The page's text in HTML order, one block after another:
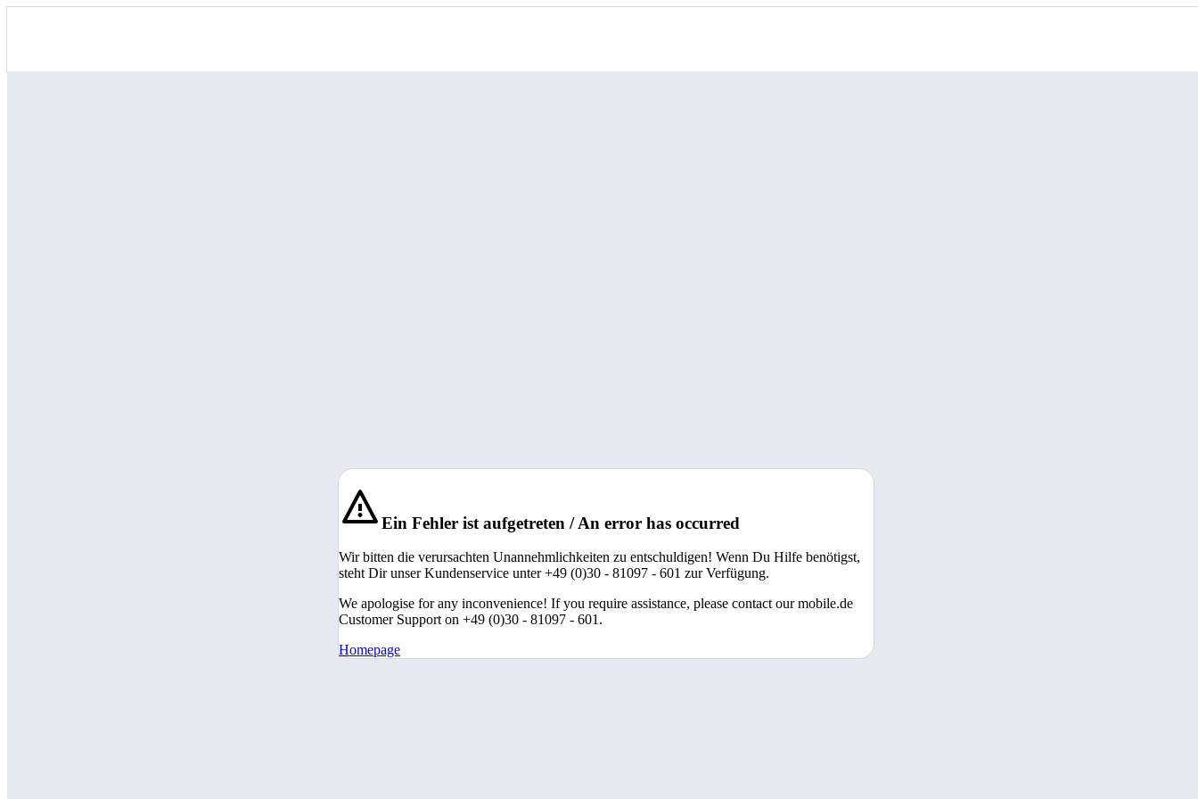
Ein Fehler ist aufgetreten / An error has occurred
Wir bitten die verursachten Unannehmlichkeiten zu entschuldigen! Wenn Du Hilfe benötigst,
steht Dir unser Kundenservice unter +49 (0)30 - 81097 - 601 zur Verfügung.
We apologise for any inconvenience! If you require assistance, please contact our mobile.de
Customer Support on +49 (0)30 - 81097 - 601.
Homepage